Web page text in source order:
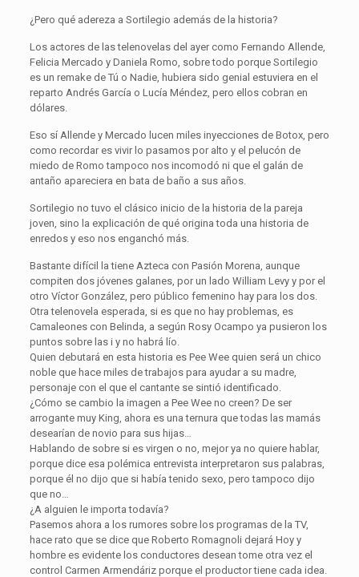
¿Pero qué adereza a Sortilegio además de la historia?
Los actores de las telenovelas del ayer como Fernando Allende,
Felicia Mercado y Daniela Romo, sobre todo porque Sortilegio
es un remake de Tú o Nadie, hubiera sido genial estuviera en el
reparto Andrés García o Lucía Méndez, pero ellos cobran en
dólares.
Eso sí Allende y Mercado lucen miles inyecciones de Botox, pero
como recordar es vivir lo pasamos por alto y el pelucón de
miedo de Romo tampoco nos incomodó ni que el galán de
antaño apareciera en bata de baño a sus años.
Sortilegio no tuvo el clásico inicio de la historia de la pareja
joven, sino la explicación de qué origina toda una historia de
enredos y eso nos enganchó más.
Bastante difícil la tiene Azteca con Pasión Morena, aunque
compiten dos jóvenes galanes, por un lado William Levy y por el
otro Víctor González, pero público femenino hay para los dos.
Otra telenovela esperada, si es que no hay problemas, es
Camaleones con Belinda, a según Rosy Ocampo ya pusieron los
puntos sobre las i y no habrá lío.
Quien debutará en esta historia es Pee Wee quien será un chico
noble que hace miles de trabajos para ayudar a su madre,
personaje con el que el cantante se sintió identificado.
¿Cómo se cambio la imagen a Pee Wee no creen? De ser
arrogante muy King, ahora es una ternura que todas las mamás
desearían de novio para sus hijas…
Hablando de sobre si es virgen o no, mejor ya no quiere hablar,
porque dice esa polémica entrevista interpretaron sus palabras,
porque él no dijo que si había tenido sexo, pero tampoco dijo
que no…
¿A alguien le importa todavía?
Pasemos ahora a los rumores sobre los programas de la TV,
hace rato que se dice que Roberto Romagnoli dejará Hoy y
hombre es evidente los conductores desean tome otra vez el
control Carmen Armendáriz porque el productor tiene cada idea.